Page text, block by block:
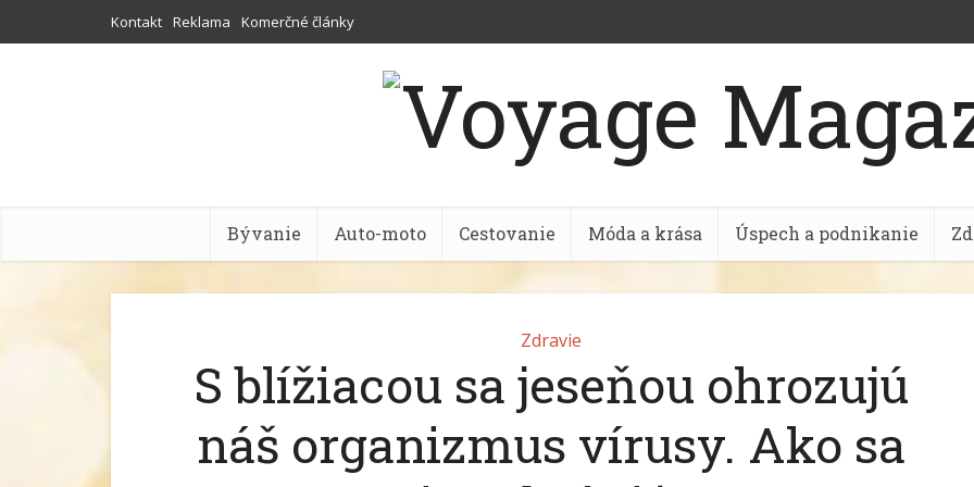
Kontakt Reklama Komerčné články
Bývanie Auto-moto Cestovanie Móda a krása Úspech a podnikanie
Zdravie
S blížiacou sa jeseňou ohrozujú
náš organizmus vírusy. Ako sa